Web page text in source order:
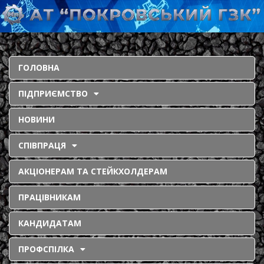
ГОЛОВНА
ПІДПРИЄМСТВО
НОВИНИ
СПІВПРАЦЯ
АКЦІОНЕРАМ ТА СТЕЙКХОЛДЕРАМ
ПРАЦІВНИКАМ
КАНДИДАТАМ
ПРОФСПІЛКА